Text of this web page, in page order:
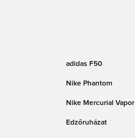
adidas F50
Nike Phantom
Nike Mercurial Vapor
Edzőruházat